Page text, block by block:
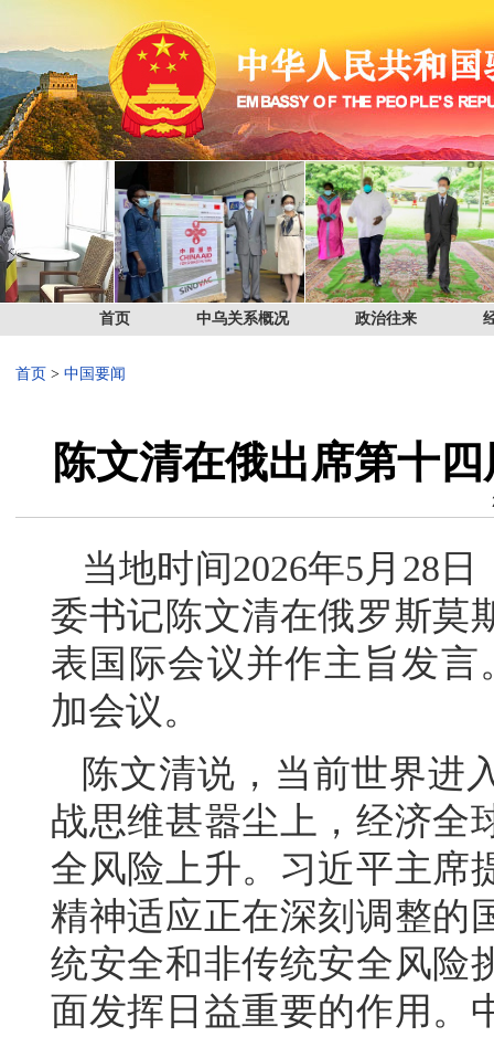
首页 中乌关系概况 政治往来
首页 > 中国要闻
陈文清在俄出席第十
当地时间2026年5月28
委书记陈文清在俄罗斯莫
表国际会议并作主旨发
加会议。
陈文清说，当前世界进
战思维甚嚣尘上，经济全
全风险上升。习近平主席
精神适应正在深刻调整的
统安全和非传统安全风险
面发挥日益重要的作用。